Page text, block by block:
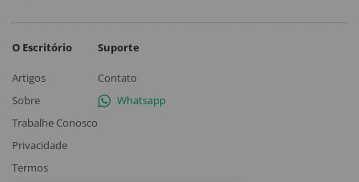
O Escritório
Artigos
Sobre
Trabalhe Conosco
Privacidade
Termos
Suporte
Contato
Whatsapp